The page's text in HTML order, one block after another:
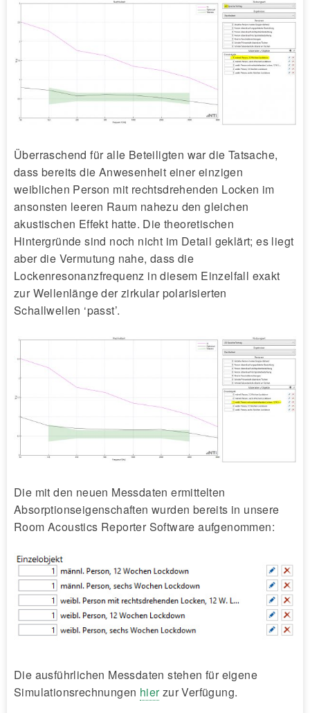
Überraschend für alle Beteiligten war die Tatsache,
dass bereits die Anwesenheit einer einzigen
weiblichen Person mit rechtsdrehenden Locken im
ansonsten leeren Raum nahezu den gleichen
akustischen Effekt hatte. Die theoretischen
Hintergründe sind noch nicht im Detail geklärt; es liegt
aber die Vermutung nahe, dass die
Lockenresonanzfrequenz in diesem Einzelfall exakt
zur Wellenlänge der zirkular polarisierten
Schallwellen ‘passt’.
Die mit den neuen Messdaten ermittelten
Absorptionseigenschaften wurden bereits in unsere
Room Acoustics Reporter Software aufgenommen:
Die ausführlichen Messdaten stehen für eigene
Simulationsrechnungen hierzur Verfügung.